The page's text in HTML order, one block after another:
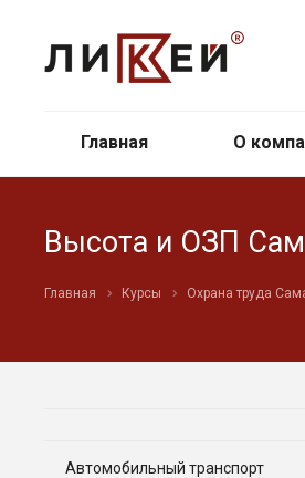
Главная О
Высота и ОЗП
Главная Курсы Охрана труда
Автомобильный транспорт